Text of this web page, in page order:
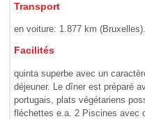
Transport
en voiture: 1.877 km
Facilités
quinta superbe avec un
déjeuner. Le dîner est préparé
portugais, plats végétariens
fléchettes e.a. 2 Piscines avec